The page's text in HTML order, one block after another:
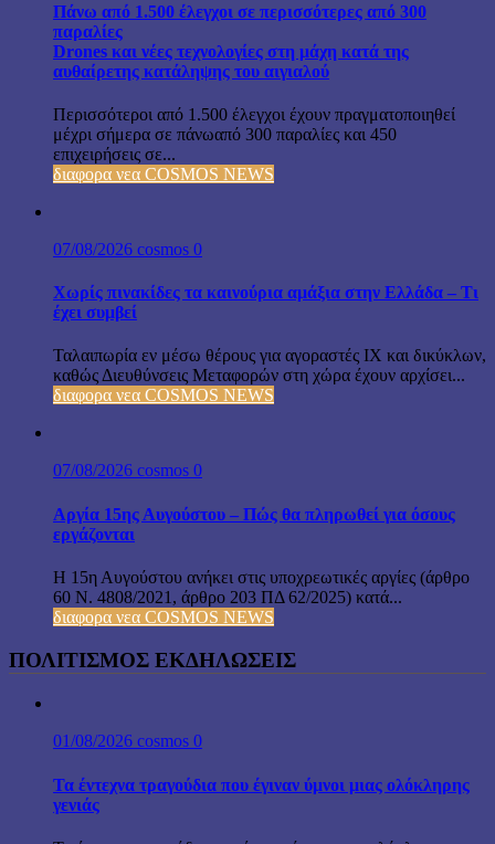
Πάνω από 1.500 έλεγχοι σε περισσότερες από 300
παραλίες
Drones και νέες τεχνολογίες στη μάχη κατά της
αυθαίρετης κατάληψης του αιγιαλού
Περισσότεροι από 1.500 έλεγχοι έχουν πραγματοποιηθεί
μέχρι σήμερα σε πάνωαπό 300 παραλίες και 450
επιχειρήσεις σε...
διαφορα νεα COSMOS NEWS
07/08/2026 cosmos 0
Χωρίς πινακίδες τα καινούρια αμάξια στην Ελλάδα – Τι
έχει συμβεί
Ταλαιπωρία εν μέσω θέρους για αγοραστές ΙΧ και δικύκλων,
καθώς Διευθύνσεις Μεταφορών στη χώρα έχουν αρχίσει...
διαφορα νεα COSMOS NEWS
07/08/2026 cosmos 0
Αργία 15ης Αυγούστου – Πώς θα πληρωθεί για όσους
εργάζονται
Η 15η Αυγούστου ανήκει στις υποχρεωτικές αργίες (άρθρο
60 Ν. 4808/2021, άρθρο 203 ΠΔ 62/2025) κατά...
διαφορα νεα COSMOS NEWS
ΠΟΛΙΤΙΣΜΟΣ ΕΚΔΗΛΩΣΕΙΣ
01/08/2026 cosmos 0
Τα έντεχνα τραγούδια που έγιναν ύμνοι μιας ολόκληρης
γενιάς